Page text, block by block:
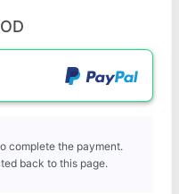
complete the payment.
back to this page.